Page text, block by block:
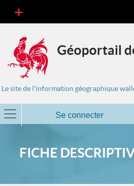
Géoportail
Le site de l'information géographique
Se connecter
FICHE